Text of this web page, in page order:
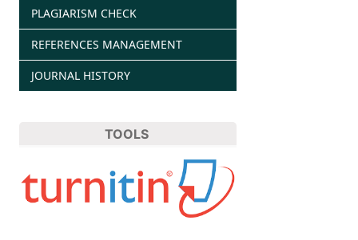
PLAGIARISM CHECK
REFERENCES MANAGEMENT
JOURNAL HISTORY
TOOLS